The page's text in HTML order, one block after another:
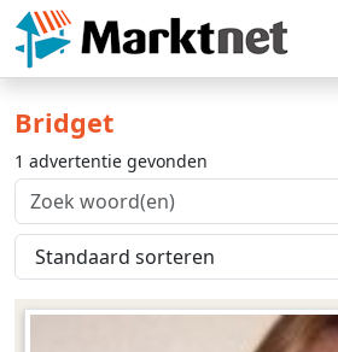
Bridget
1 advertentie gevonden